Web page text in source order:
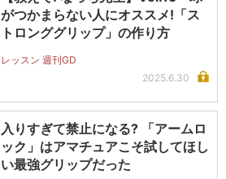
がつかまらない人にオススメ!「ス
トロンググリップ」の作り方
レッスン 週刊GD
2025.6.30
入りすぎて禁止になる? 「アームロ
ック」はアマチュアこそ試してほし
い最強グリップだった